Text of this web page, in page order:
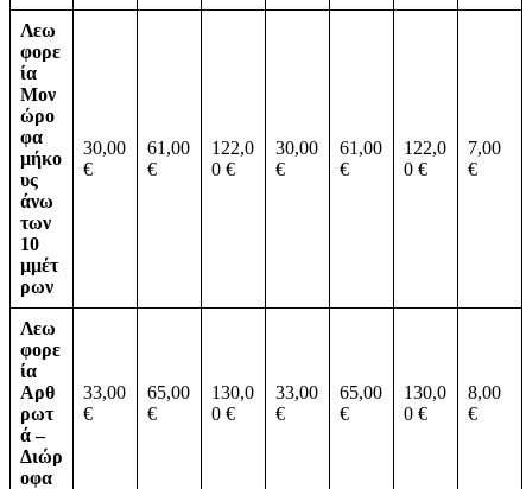
Λεω
φορε
ία
Μον
ώρο
φα
µήκο
υς
άνω
των
10
µμέτ
ρων
30,00
€
61,00
€
122,0
0 €
30,00
€
61,00
€
122,0
0 €
7,00
€
Λεω
φορε
ία
Αρθ
ρωτ
ά –
Διώρ
οφα
33,00
€
65,00
€
130,0
0 €
33,00
€
65,00
€
130,0
0 €
8,00
€